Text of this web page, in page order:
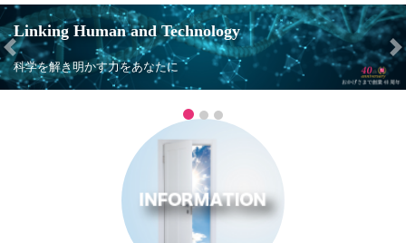
Previous
Linking Human and Technology
科学を解き明かす力をあなたに